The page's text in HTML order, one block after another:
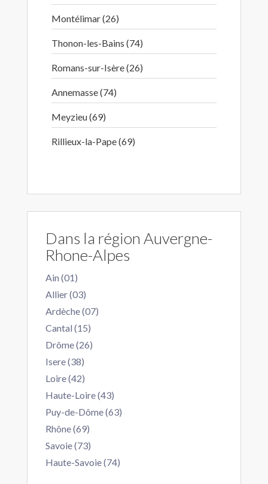
Montélimar (26)
Thonon-les-Bains (74)
Romans-sur-Isère (26)
Annemasse (74)
Meyzieu (69)
Rillieux-la-Pape (69)
Dans la région Auvergne-
Rhone-Alpes
Ain (01)
Allier (03)
Ardèche (07)
Cantal (15)
Drôme (26)
Isere (38)
Loire (42)
Haute-Loire (43)
Puy-de-Dôme (63)
Rhône (69)
Savoie (73)
Haute-Savoie (74)